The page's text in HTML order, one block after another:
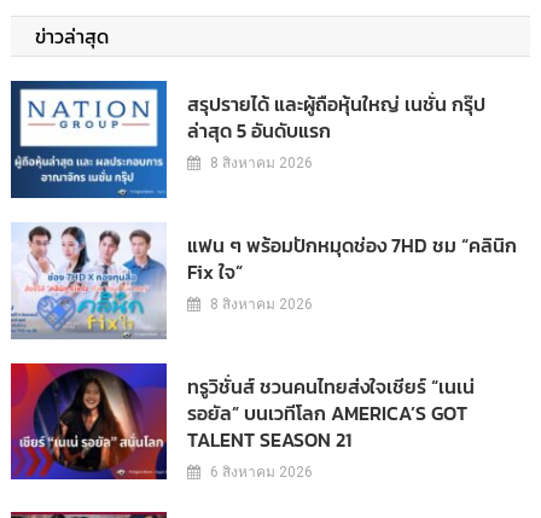
ข่าวล่าสุด
สรุปรายได้ และผู้ถือหุ้นใหญ่ เนชั่น กรุ๊ป
ล่าสุด 5 อันดับแรก
8 สิงหาคม 2026
แฟน ๆ พร้อมปักหมุดช่อง 7HD ชม “คลินิก
Fix ใจ”
8 สิงหาคม 2026
ทรูวิชั่นส์ ชวนคนไทยส่งใจเชียร์ “เนเน่
รอยัล” บนเวทีโลก AMERICA’S GOT
TALENT SEASON 21
6 สิงหาคม 2026